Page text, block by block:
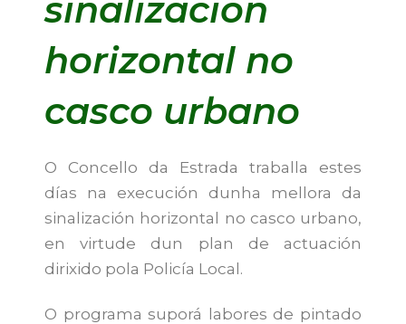
sinalización
horizontal no
casco urbano
O Concello da Estrada traballa estes
días na execución dunha mellora da
sinalización horizontal no casco urbano,
en virtude dun plan de actuación
dirixido pola Policía Local.
O programa suporá labores de pintado